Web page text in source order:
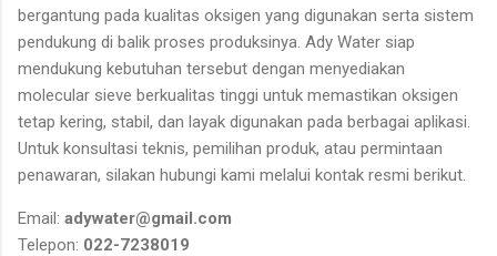
bergantung pada kualitas oksigen yang digunakan serta sistem
pendukung di balik proses produksinya. Ady Water siap
mendukung kebutuhan tersebut dengan menyediakan
molecular sieve berkualitas tinggi untuk memastikan oksigen
tetap kering, stabil, dan layak digunakan pada berbagai aplikasi.
Untuk konsultasi teknis, pemilihan produk, atau permintaan
penawaran, silakan hubungi kami melalui kontak resmi berikut.
Email: adywater@gmail.com
Telepon: 022-7238019